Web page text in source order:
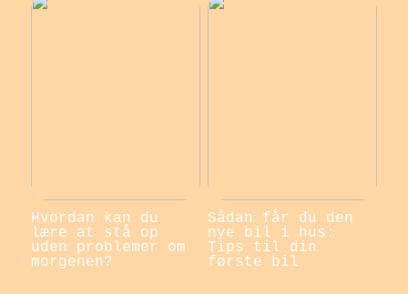
Hvordan kan du
lære at stå op
uden problemer om
morgenen?
Sådan får du den
nye bil i hus:
Tips til din
første bil